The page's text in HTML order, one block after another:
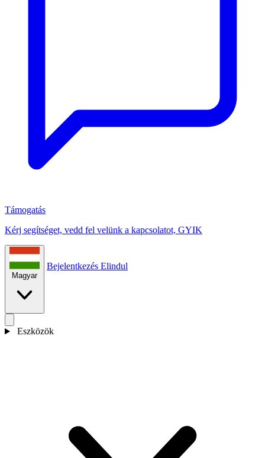
Támogatás
Kérj segítséget, vedd fel velünk a kapcsolatot, GYIK
Magyar
Bejelentkezés Elindul
Eszközök